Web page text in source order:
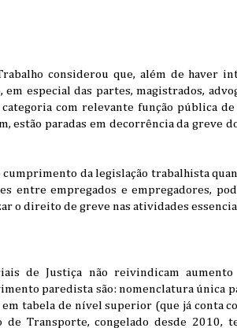
considerou que, além de haver
especial das partes, magistrados,
com relevante função pública
estão paradas em decorrência da greve
da legislação trabalhista
entre empregados e empregadores,
o direito de greve nas atividades
de Justiça não reivindicam
paredista são: nomenclatura única
tabela de nível superior (que já conta
Transporte, congelado desde 2010,